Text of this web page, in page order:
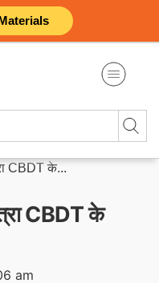
CBDT के...
CBDT के
am